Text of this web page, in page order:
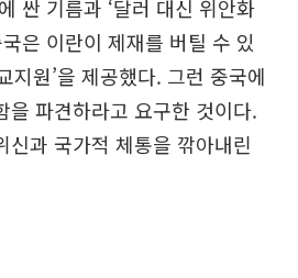
싼 기름과 ‘달러 대신 위안화
은 이란이 제재를 버틸 수 있
지원’을 제공했다. 그런 중국에
을 파견하라고 요구한 것이다.
신과 국가적 체통을 깎아내린